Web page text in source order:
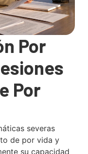
Por
Por
severas
de por vida y
su capacidad